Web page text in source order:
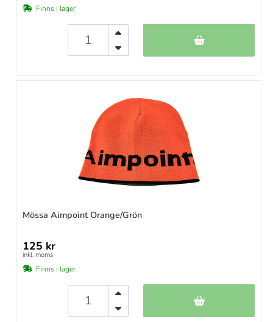
Finns i lager
Mössa Aimpoint Orange/Grön
125 kr
inkl. moms
Finns i lager